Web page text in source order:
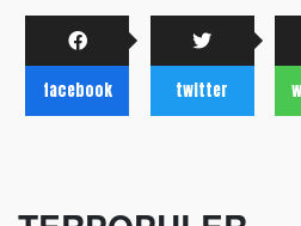
facebook twitter